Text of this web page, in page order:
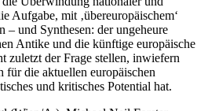
Aufgabe, mit ‚übereuropäischem‘
– und Synthesen: der ungeheure
Antike und die künftige europäische
zuletzt der Frage stellen, inwiefern
für die aktuellen europäischen
und kritisches Potential hat.